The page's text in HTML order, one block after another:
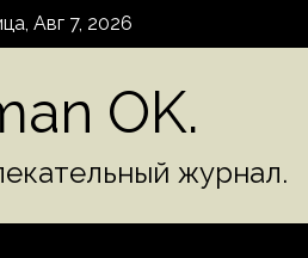
Авг 7, 2026
OK.
журнал.